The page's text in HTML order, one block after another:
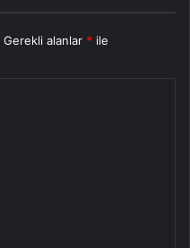
Gerekli alanlar * ile